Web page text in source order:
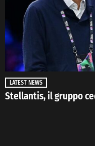
LATEST NEWS
Stellantis, il gruppo